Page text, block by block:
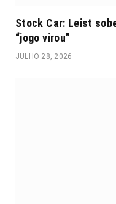
Stock Car: Leist
“jogo virou”
JULHO 28, 2026